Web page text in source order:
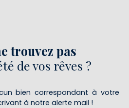
trouvez pas
de vos rêves ?
bien correspondant à votre
à notre alerte mail !